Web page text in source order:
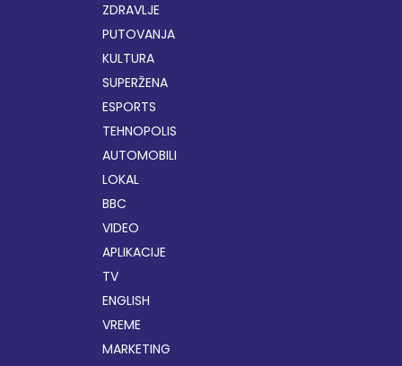
ZDRAVLJE
PUTOVANJA
KULTURA
SUPERŽENA
ESPORTS
TEHNOPOLIS
AUTOMOBILI
LOKAL
BBC
VIDEO
APLIKACIJE
TV
ENGLISH
VREME
MARKETING